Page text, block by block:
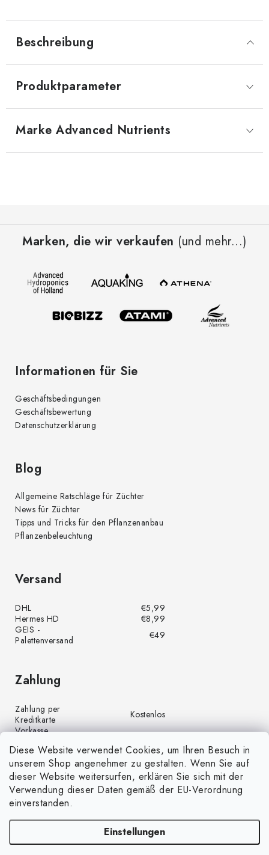
Diese Website verwendet Cookies, um Ihren Besuch in
unserem Shop angenehmer zu gestalten. Wenn Sie auf
dieser Website weitersurfen, erklären Sie sich mit der
Verwendung dieser Daten gemäß der EU-Verordnung
einverstanden.
Einstellungen
Beschreibung
Produktparameter
Marke Advanced Nutrients
Marken, die wir verkaufen (und mehr...)
Informationen für Sie
Geschäftsbedingungen
Geschäftsbewertung
Datenschutzerklärung
Blog
Allgemeine Ratschläge für Züchter
News für Züchter
Tipps und Tricks für den Pflanzenanbau
Pflanzenbeleuchtung
Versand
DHL
€5,99
Hermes HD
€8,99
GEIS -
Palettenversand
€49
Zahlung
Zahlung per
Kreditkarte
Kostenlos
Vorkasse
Zahlung per PayPal
Kostenlos
Nachnahme
€4,00